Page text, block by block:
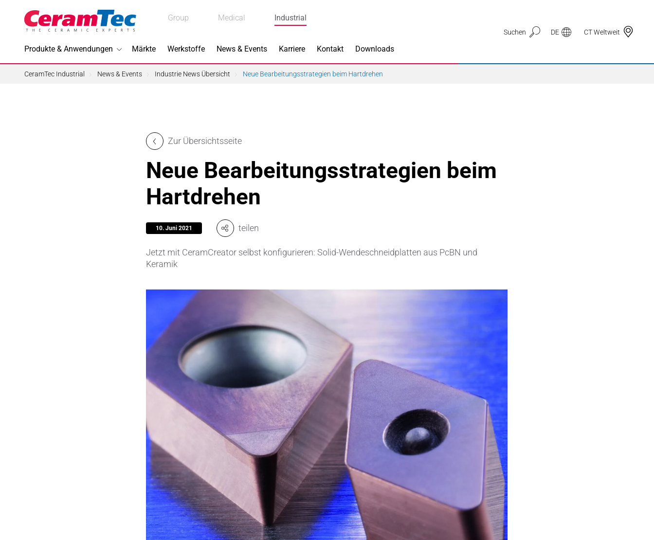
Group Medical Industrial
Produkte & Anwendungen
3D-Druck
Bleifreie Piezokeramik
Halbleiterindustrie
Pumpen, Ventile & Dichtungen
Substrate
Zerspanungstechnik
Dicht- & Regelscheiben
Rohre
Salzkerne
Sensoren & Messwandler
Spulenkörper
Substrate
Verbindungen & Durchführungen
Wälzlager-Rollen
Zerspanungswerkzeuge
Automotive & Mobilität
Medizintechnik
Messen, Erfassen und Erkennen
Metallbearbeitung
Piezokeramische Anwendungen
Pumpen, Ventile und Dichtungen
Rohrbearbeitung
Sanitärtechnik
Märkte Werkstoffe News & Events Karriere Kontakt Downloads
Suchen DE CT Weltweit
Medical
Medical
Industrial
CeramTec Industrial News & Events Industrie News Übersicht Neue Bearbeitungsstrategien beim Hartdrehen
Zur Übersichtsseite
Neue Bearbeitungsstrategien beim
Hartdrehen
10. Juni 2021 teilen
Jetzt mit CeramCreator selbst konfigurieren: Solid-Wendeschneidplatten aus PcBN und
Keramik